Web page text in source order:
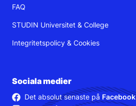
FAQ
STUDIN Universitet & College
Integritetspolicy & Cookies
Sociala medier
Det absolut senaste på Facebook